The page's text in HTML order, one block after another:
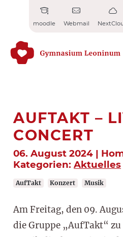
moodle Webmail
AUFTAKT –
CONCERT
06. August 2024 |
Kategorien: Aktuelles
AufTakt Konzert Musik
Am Freitag, den 09.
die Gruppe „AufTakt“